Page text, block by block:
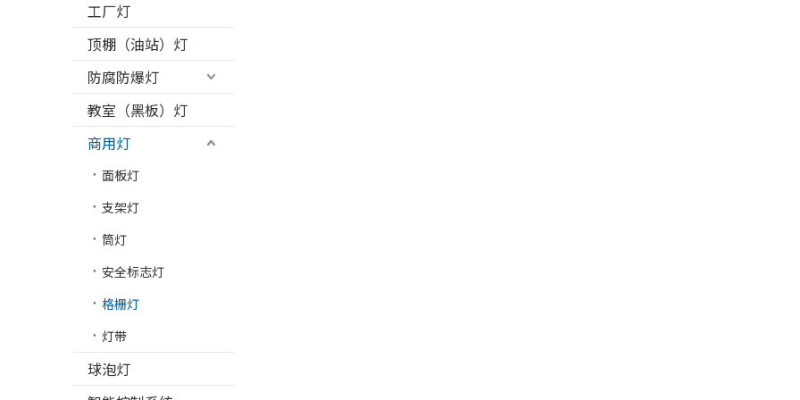
工厂灯
顶棚（油站）灯
防腐防爆灯
教室（黑板）灯
商用灯
面板灯
支架灯
筒灯
安全标志灯
格栅灯
灯带
球泡灯